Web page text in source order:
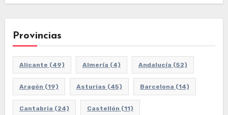
Provincias
Alicante (49) Almería (4) Andalucía (52)
Aragón (19) Asturias (45) Barcelona (14)
Cantabria (24) Castellón (11)